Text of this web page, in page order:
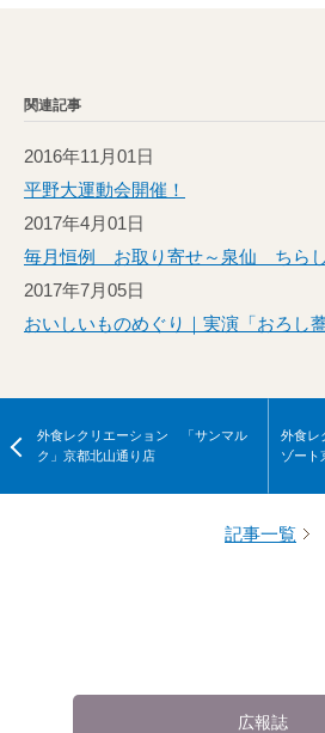
関連記事
2016年11月01日
平野大運動会開催！
2017年4月01日
毎月恒例 お取り寄せ～泉仙 ちら
2017年7月05日
おいしいものめぐり｜実演「おろし蕎
外食レクリエーション 「サンマル
ク」京都北山通り店
外食レ
ゾート
記事一覧
広報誌